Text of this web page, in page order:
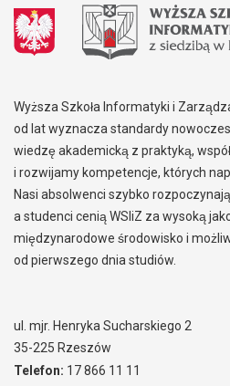
Wyższa Szkoła Informatyki i
od lat wyznacza standardy
wiedzę akademicką z praktyką,
i rozwijamy kompetencje, których
Nasi absolwenci szybko
a studenci cenią WSIiZ za wysoką
międzynarodowe środowisko i
od pierwszego dnia studiów.
ul. mjr. Henryka Sucharskiego 2
35-225 Rzeszów
Telefon: 17 866 11 11